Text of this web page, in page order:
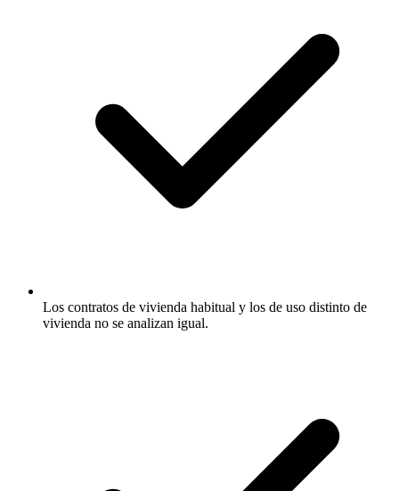
Los contratos de vivienda habitual y los de uso distinto de
vivienda no se analizan igual.